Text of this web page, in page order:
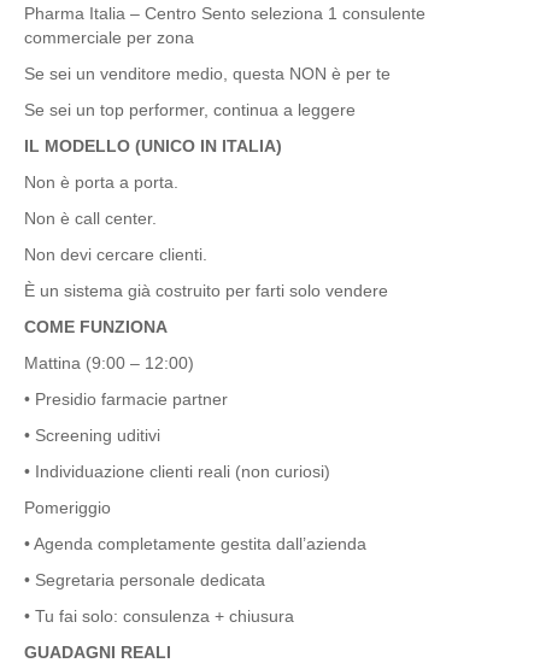
Pharma Italia – Centro Sento seleziona 1 consulente
commerciale per zona
Se sei un venditore medio, questa NON è per te
Se sei un top performer, continua a leggere
IL MODELLO (UNICO IN ITALIA)
Non è porta a porta.
Non è call center.
Non devi cercare clienti.
È un sistema già costruito per farti solo vendere
COME FUNZIONA
Mattina (9:00 – 12:00)
• Presidio farmacie partner
• Screening uditivi
• Individuazione clienti reali (non curiosi)
Pomeriggio
• Agenda completamente gestita dall’azienda
• Segretaria personale dedicata
• Tu fai solo: consulenza + chiusura
GUADAGNI REALI